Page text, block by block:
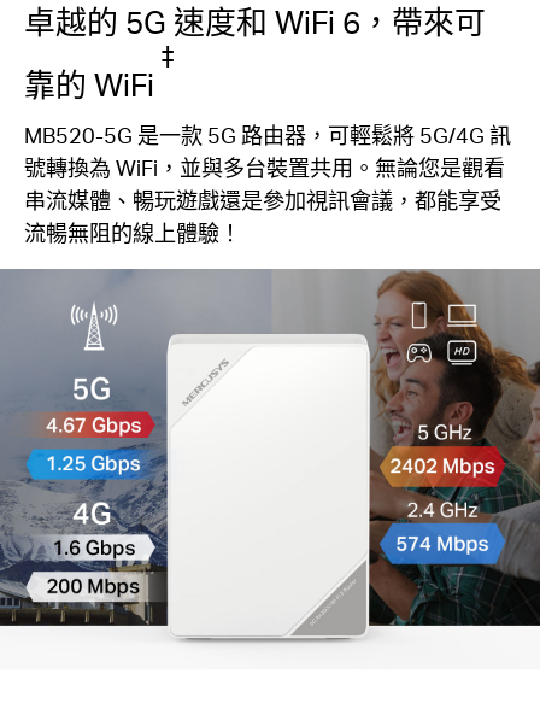
卓越的 5G 速度和 WiFi 6，帶來可
靠的 WiFi
‡
MB520-5G 是一款 5G 路由器，可輕鬆將 5G/4G 訊
號轉換為 WiFi，並與多台裝置共用。無論您是觀看
串流媒體、暢玩遊戲還是參加視訊會議，都能享受
流暢無阻的線上體驗！